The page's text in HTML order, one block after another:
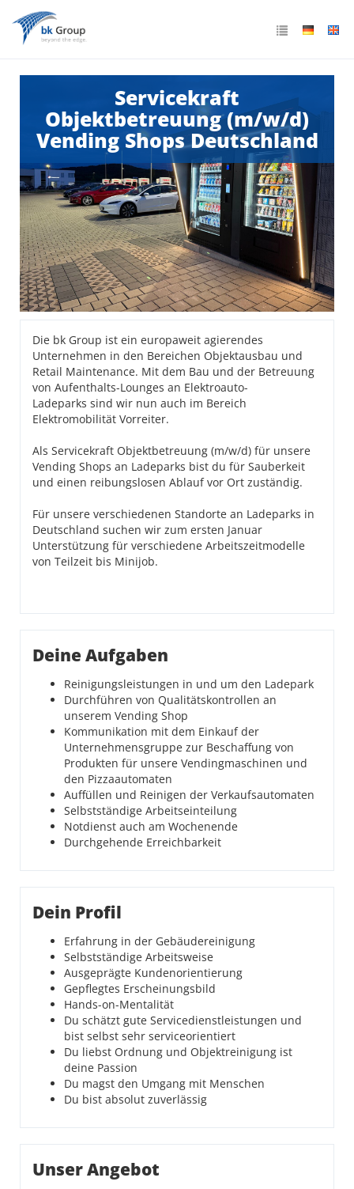
Servicekraft
Objektbetreuung (m/w/d)
Vending Shops Deutschland
Die bk Group ist ein europaweit agierendes
Unternehmen in den Bereichen Objektausbau und
Retail Maintenance. Mit dem Bau und der Betreuung
von Aufenthalts-Lounges an Elektroauto-
Ladeparks sind wir nun auch im Bereich
Elektromobilität Vorreiter.
Als Servicekraft Objektbetreuung (m/w/d) für unsere
Vending Shops an Ladeparks bist du für Sauberkeit
und einen reibungslosen Ablauf vor Ort zuständig.
Für unsere verschiedenen Standorte an Ladeparks in
Deutschland suchen wir zum ersten Januar
Unterstützung für verschiedene Arbeitszeitmodelle
von Teilzeit bis Minijob.
Deine Aufgaben
Reinigungsleistungen in und um den Ladepark
Durchführen von Qualitätskontrollen an
unserem Vending Shop
Kommunikation mit dem Einkauf der
Unternehmensgruppe zur Beschaffung von
Produkten für unsere Vendingmaschinen und
den Pizzaautomaten
Auffüllen und Reinigen der Verkaufsautomaten
Selbstständige Arbeitseinteilung
Notdienst auch am Wochenende
Durchgehende Erreichbarkeit
Dein Profil
Erfahrung in der Gebäudereinigung
Selbstständige Arbeitsweise
Ausgeprägte Kundenorientierung
Gepflegtes Erscheinungsbild
Hands-on-Mentalität
Du schätzt gute Servicedienstleistungen und
bist selbst sehr serviceorientiert
Du liebst Ordnung und Objektreinigung ist
deine Passion
Du magst den Umgang mit Menschen
Du bist absolut zuverlässig
Unser Angebot